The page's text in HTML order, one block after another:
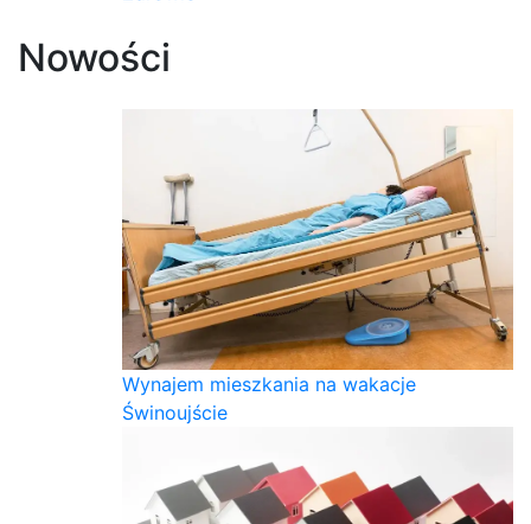
Nowości
Wynajem mieszkania na wakacje
Świnoujście